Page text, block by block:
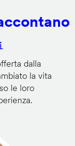
dalla
la vita
le loro